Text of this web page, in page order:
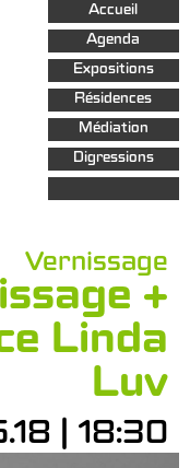
Aller au
contenu
principal
Accueil
Agenda
Expositions
Résidences
Médiation
Digressions
Vernissage
+
Linda
Luv
| 18:30